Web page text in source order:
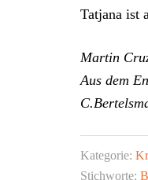
Tatjana ist
Martin
Aus dem
Kategorie:
Stichworte: